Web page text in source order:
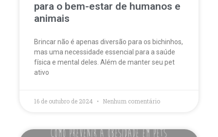
para o bem-estar de humanos e
animais
Brincar não é apenas diversão para os bichinhos,
mas uma necessidade essencial para a saúde
física e mental deles. Além de manter seu pet
ativo
16 de outubro de 2024 Nenhum comentário